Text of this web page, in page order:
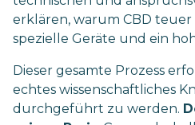
erklären, warum CBD teuer
spezielle Geräte und ein
Dieser gesamte Prozess
echtes wissenschaftliches
durchgeführt zu werden.